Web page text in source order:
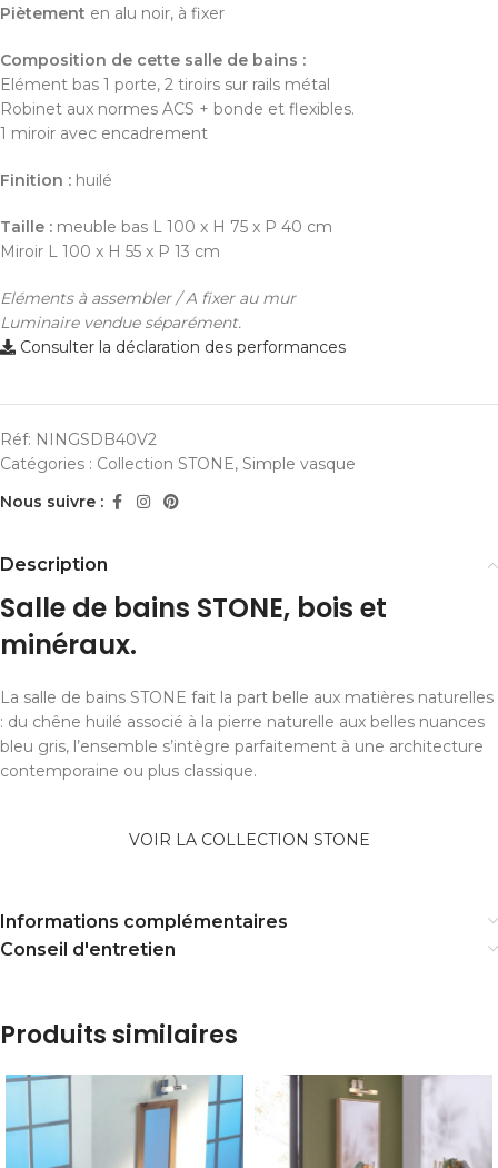
Piètement en alu noir, à fixer
Composition de cette salle de bains :
Elément bas 1 porte, 2 tiroirs sur rails métal
Robinet aux normes ACS + bonde et flexibles.
1 miroir avec encadrement
Finition : huilé
Taille : meuble bas L 100 x H 75 x P 40 cm
Miroir L 100 x H 55 x P 13 cm
Eléments à assembler / A fixer au mur
Luminaire vendue séparément.
Consulter la déclaration des performances
Réf: NINGSDB40V2
Catégories : Collection STONE, Simple vasque
Nous suivre :
Description
Salle de bains STONE, bois et
minéraux.
La salle de bains STONE fait la part belle aux matières naturelles
: du chêne huilé associé à la pierre naturelle aux belles nuances
bleu gris, l’ensemble s’intègre parfaitement à une architecture
contemporaine ou plus classique.
VOIR LA COLLECTION STONE
Informations complémentaires
Conseil d'entretien
Produits similaires